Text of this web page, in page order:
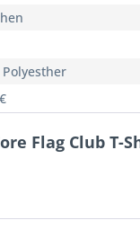
Polyesther
Flag Club T-